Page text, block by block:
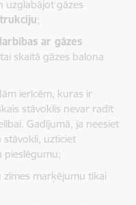
uzglabājot gāzes
;
ar gāzes
skaitā gāzes balona
ierīcēm, kuras ir
stāvoklis nevar radīt
Gadījumā, ja neesiet
stāvokli, uzticiet
pieslēgumu;
marķējumu tikai